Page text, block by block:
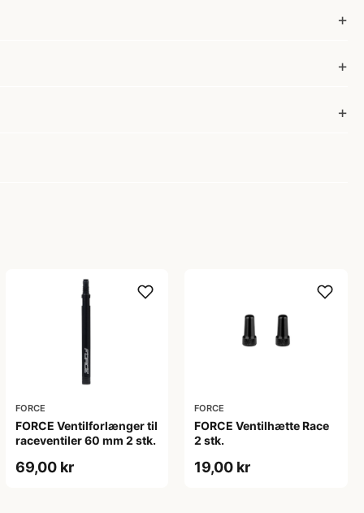
FORCE
FORCE Ventilforlænger til
raceventiler 60 mm 2 stk.
69,00 kr
FORCE
FORCE Ventilhætte Race
2 stk.
19,00 kr